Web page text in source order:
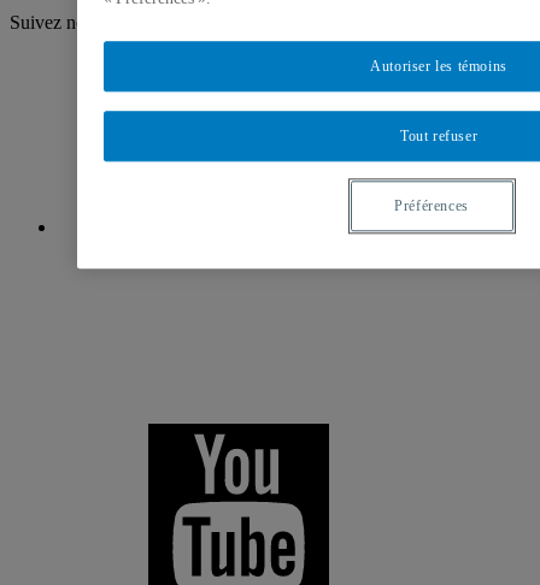
Suivez nous!
Tout refuser
Autoriser les témoins
Préférences